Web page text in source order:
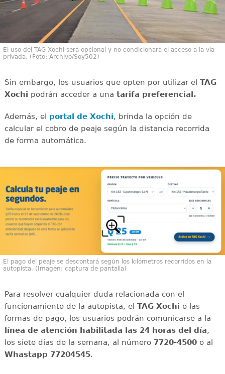
El uso del TAG Xochi será opcional y no condicionará el acceso a la vía
privada. (Foto: Archivo/Soy502)
Sin embargo, los usuarios que opten por utilizar el TAG
Xochi podrán acceder a una tarifa preferencial.
Además, el portal de Xochi, brinda la opción de
calcular el cobro de peaje según la distancia recorrida
de forma automática.
El pago del peaje se descontará según los kilómetros recorridos en la
autopista. (Imagen: captura de pantalla)
Para resolver cualquier duda relacionada con el
funcionamiento de la autopista, el TAG Xochi o las
formas de pago, los usuarios podrán comunicarse a la
línea de atención habilitada las 24 horas del día,
los siete días de la semana, al número 7720-4500o al
Whastapp 77204545.